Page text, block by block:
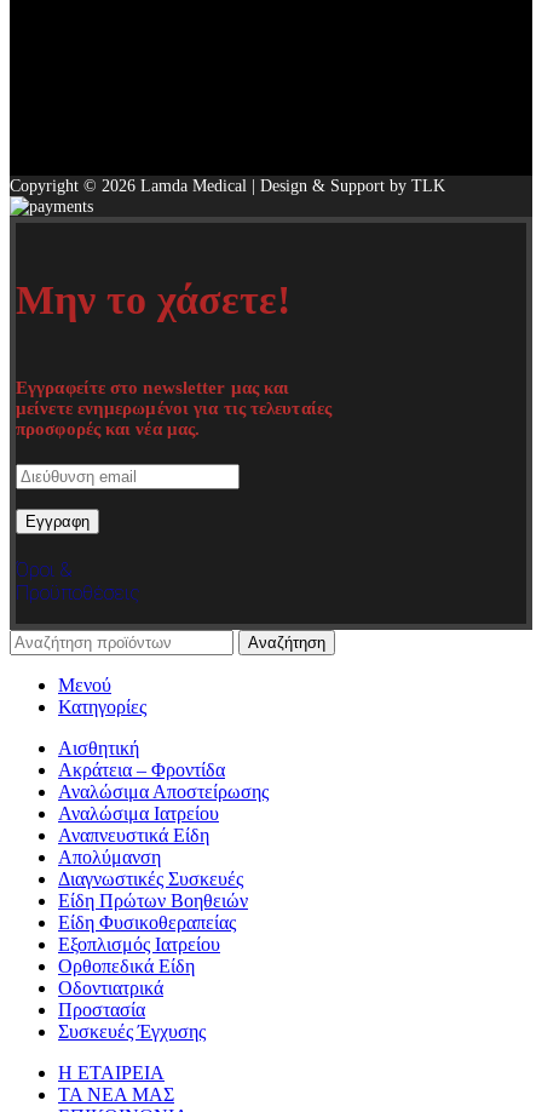
Copyright © 2026 Lamda Medical | Design & Support by TLK
Μην το χάσετε!
Εγγραφείτε στο newsletter μας και
μείνετε ενημερωμένοι για τις τελευταίες
προσφορές και νέα μας.
Όροι &
Προϋποθέσεις
Αναζήτηση
Μενού
Κατηγορίες
Αισθητική
Ακράτεια – Φροντίδα
Αναλώσιμα Αποστείρωσης
Αναλώσιμα Ιατρείου
Αναπνευστικά Είδη
Απολύμανση
Διαγνωστικές Συσκευές
Είδη Πρώτων Βοηθειών
Είδη Φυσικοθεραπείας
Εξοπλισμός Ιατρείου
Ορθοπεδικά Είδη
Οδοντιατρικά
Προστασία
Συσκευές Έγχυσης
Η ΕΤΑΙΡΕΙΑ
ΤΑ ΝΕΑ ΜΑΣ